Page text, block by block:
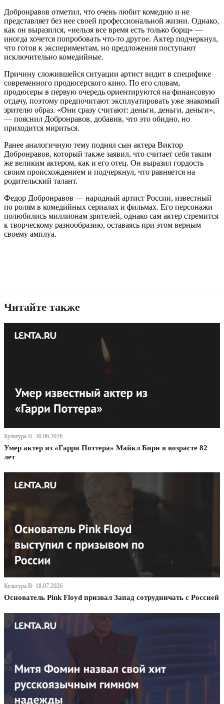
Добронравов отметил, что очень любит комедию и не
представляет без нее своей профессиональной жизни. Однако,
как он выразился, «нельзя все время есть только борщ» —
иногда хочется попробовать что-то другое. Актер подчеркнул,
что готов к экспериментам, но предложения поступают
исключительно комедийные.
Причину сложившейся ситуации артист видит в специфике
современного продюсерского кино. По его словам,
продюсеры в первую очередь ориентируются на финансовую
отдачу, поэтому предпочитают эксплуатировать уже знакомый
зрителю образ. «Они сразу считают: деньги, деньги, деньги»,
— пояснил Добронравов, добавив, что это обидно, но
приходится мириться.
Ранее аналогичную тему поднял сын актера Виктор
Добронравов, который также заявил, что считает себя таким
же великим актером, как и его отец. Он выразил гордость
своим происхождением и подчеркнул, что равняется на
родительский талант.
Федор Добронравов — народный артист России, известный
по ролям в комедийных сериалах и фильмах. Его персонажи
полюбились миллионам зрителей, однако сам актер стремится
к творческому разнообразию, оставаясь при этом верным
своему амплуа.
Читайте также
Культура В· 30.06.2026
Умер актер из «Гарри Поттера» Майкл Бирн в возрасте 82
лет
Культура В· 18.07.2026
Основатель Pink Floyd призвал Запад сотрудничать с Россией